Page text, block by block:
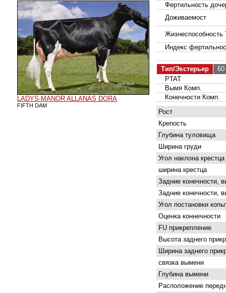
LADYS-MANOR ALLANAS DORA
FIFTH DAM
Фертильность
Доживаемост
Жизнеспособность
Индекс
Тип/Экстерьер
60
PTAT
Вымя Комп.
Конечности Комп.
Рост
Крепость
Глубина туловища
Ширина груди
Угол наклона крестца
ширина крестца
Задние конечности,
Задние конечности,
Угол постановки
Оценка коннечности
FU прикрепление
Высота заднего
Ширина заднего
связка вымени
Глубина вымени
Расположение